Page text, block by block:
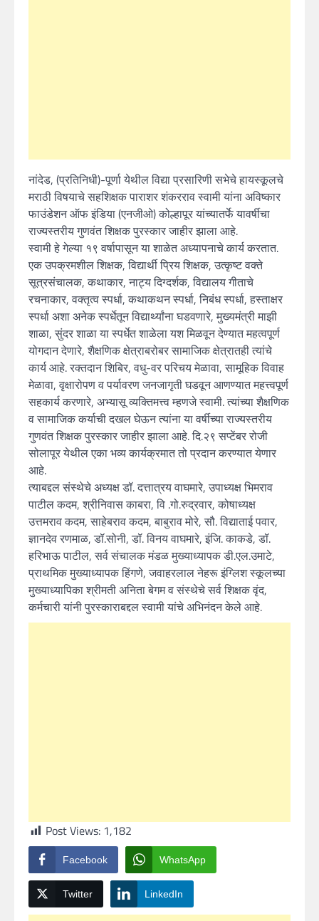
नांदेड, (प्रतिनिधी)-पूर्णा येथील विद्या प्रसारिणी सभेचे हायस्कूलचे
मराठी विषयाचे सहशिक्षक पाराशर शंकरराव स्वामी यांना अविष्कार
फाउंडेशन ऑफ इंडिया (एनजीओ) कोल्हापूर यांच्यातर्फे यावर्षीचा
राज्यस्तरीय गुणवंत शिक्षक पुरस्कार जाहीर झाला आहे.
स्वामी हे गेल्या १९ वर्षापासून या शाळेत अध्यापनाचे कार्य करतात.
एक उपक्रमशील शिक्षक, विद्यार्थी प्रिय शिक्षक, उत्कृष्ट वक्ते
सूत्रसंचालक, कथाकार, नाट्य दिग्दर्शक, विद्यालय गीताचे
रचनाकार, वक्तृत्व स्पर्धा, कथाकथन स्पर्धा, निबंध स्पर्धा, हस्ताक्षर
स्पर्धा अशा अनेक स्पर्धेतून विद्यार्थ्यांना घडवणारे, मुख्यमंत्री माझी
शाळा, सुंदर शाळा या स्पर्धेत शाळेला यश मिळवून देण्यात महत्वपूर्ण
योगदान देणारे, शैक्षणिक क्षेत्राबरोबर सामाजिक क्षेत्रातही त्यांचे
कार्य आहे. रक्तदान शिबिर, वधु-वर परिचय मेळावा, सामूहिक विवाह
मेळावा, वृक्षारोपण व पर्यावरण जनजागृती घडवून आणण्यात महत्त्वपूर्ण
सहकार्य करणारे, अभ्यासू व्यक्तिमत्त्व म्हणजे स्वामी. त्यांच्या शैक्षणिक
व सामाजिक कर्याची दखल घेऊन त्यांना या वर्षीच्या राज्यस्तरीय
गुणवंत शिक्षक पुरस्कार जाहीर झाला आहे. दि.२९ सप्टेंबर रोजी
सोलापूर येथील एका भव्य कार्यक्रमात तो प्रदान करण्यात येणार
आहे.
त्याबद्दल संस्थेचे अध्यक्ष डॉ. दत्तात्रय वाघमारे, उपाध्यक्ष भिमराव
पाटील कदम, श्रीनिवास काबरा, वि .गो.रुद्रवार, कोषाध्यक्ष
उत्तमराव कदम, साहेबराव कदम, बाबुराव मोरे, सौ. विद्याताई पवार,
ज्ञानदेव रणमाळ, डॉ.सोनी, डॉ. विनय वाघमारे, इंजि. काकडे, डॉ.
हरिभाऊ पाटील, सर्व संचालक मंडळ मुख्याध्यापक डी.एल.उमाटे,
प्राथमिक मुख्याध्यापक हिंगणे, जवाहरलाल नेहरू इंग्लिश स्कूलच्या
मुख्याध्यापिका श्रीमती अनिता बेगम व संस्थेचे सर्व शिक्षक वृंद,
कर्मचारी यांनी पुरस्काराबद्दल स्वामी यांचे अभिनंदन केले आहे.
Post Views: 1,182
Facebook WhatsApp
Twitter LinkedIn